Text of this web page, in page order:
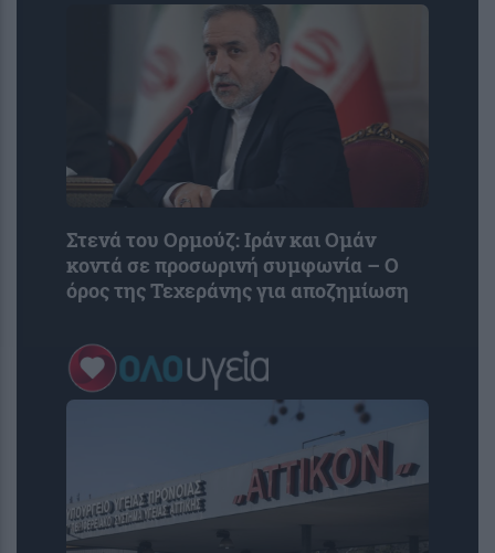
Στενά του Ορμούζ: Ιράν και Ομάν
κοντά σε προσωρινή συμφωνία – Ο
όρος της Τεχεράνης για αποζημίωση